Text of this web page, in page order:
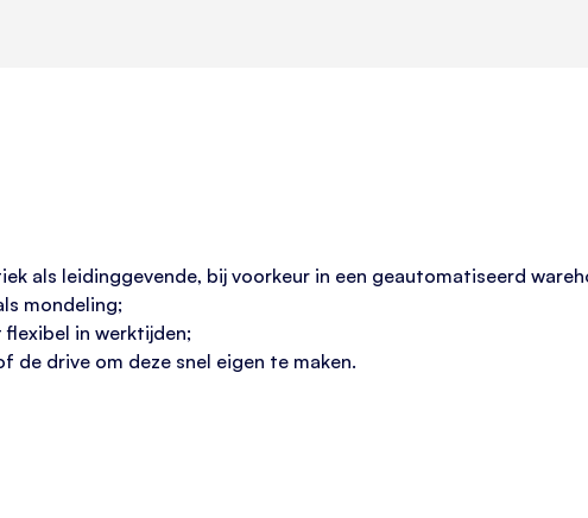
als leidinggevende, bij voorkeur in een geautomatiseerd
mondeling;
flexibel in werktijden;
de drive om deze snel eigen te maken.